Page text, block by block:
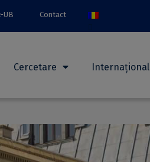
UB Contact
Cercetare Internațional